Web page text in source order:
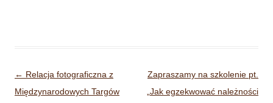
Nawigacja wpisu
← Relacja fotograficzna z
Międzynarodowych Targów
Zapraszamy na szkolenie pt.
„Jak egzekwować należności